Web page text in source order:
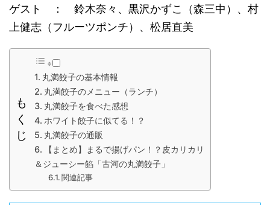
ゲスト ： 鈴木奈々、黒沢かずこ（森三中）、村
上健志（フルーツポンチ）、松居直美
も
く
じ
丸満餃子の基本情報
丸満餃子のメニュー（ランチ）
丸満餃子を食べた感想
ホワイト餃子に似てる！？
丸満餃子の通販
【まとめ】まるで揚げパン！？皮カリカリ
＆ジューシー餡「古河の丸満餃子」
関連記事